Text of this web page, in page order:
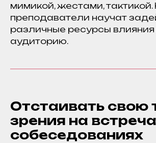
мимикой, жестами,
преподаватели научат
различные ресурсы влияния
аудиторию.
Отстаивать свою
зрения на
собеседованиях